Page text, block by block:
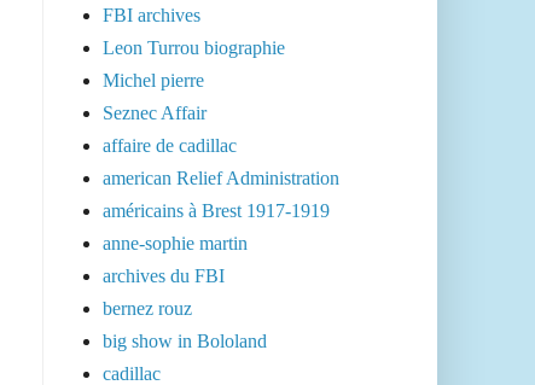
FBI archives
Leon Turrou biographie
Michel pierre
Seznec Affair
affaire de cadillac
american Relief Administration
américains à Brest 1917-1919
anne-sophie martin
archives du FBI
bernez rouz
big show in Bololand
cadillac